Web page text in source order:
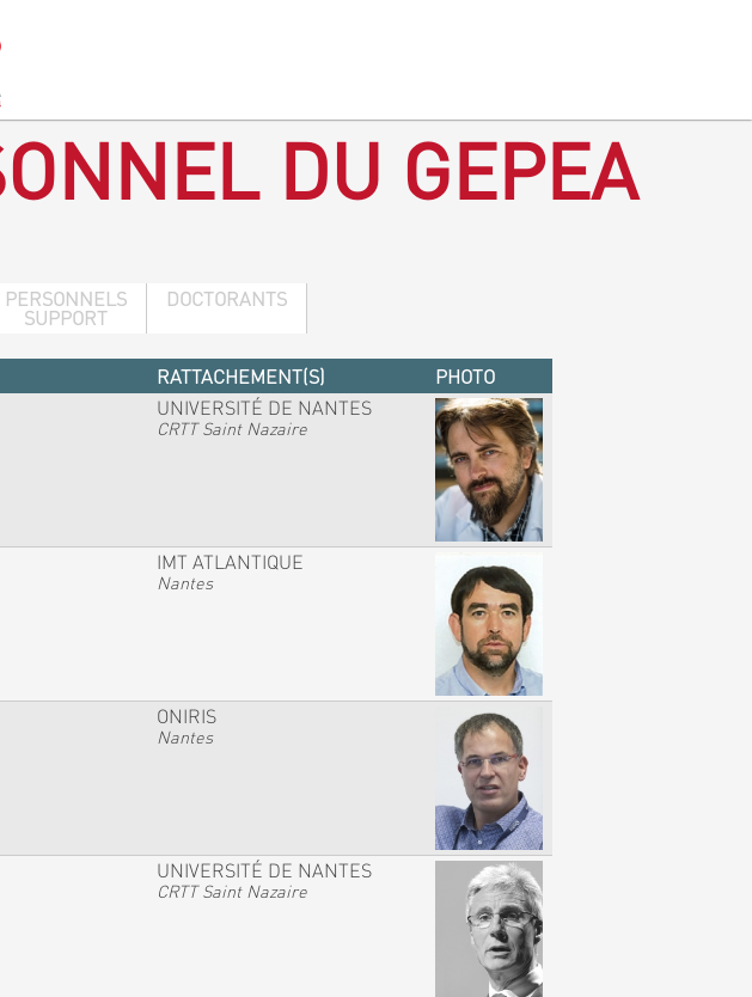
DU GEPEA
PERSONNELS
SUPPORT
DOCTORANTS
RATTACHEMENT(S)
PHOTO
UNIVERSITÉ DE NANTES
CRTT Saint Nazaire
IMT ATLANTIQUE
Nantes
ONIRIS
Nantes
UNIVERSITÉ DE NANTES
CRTT Saint Nazaire